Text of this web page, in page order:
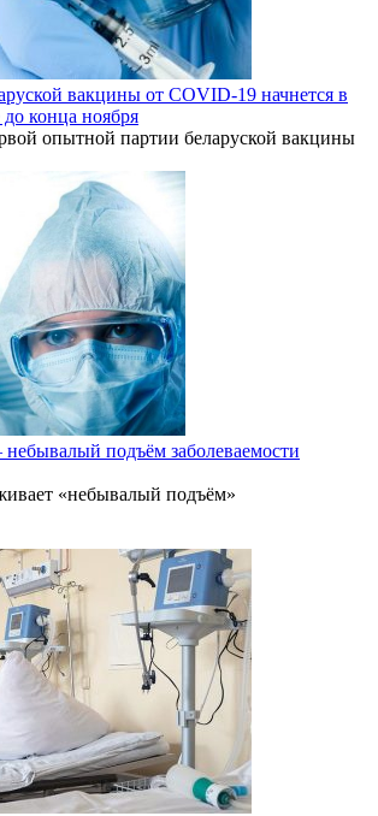
вакцины от COVID-19 начнется в
конца ноября
опытной партии беларуской вакцины
подъём заболеваемости
«небывалый подъём»